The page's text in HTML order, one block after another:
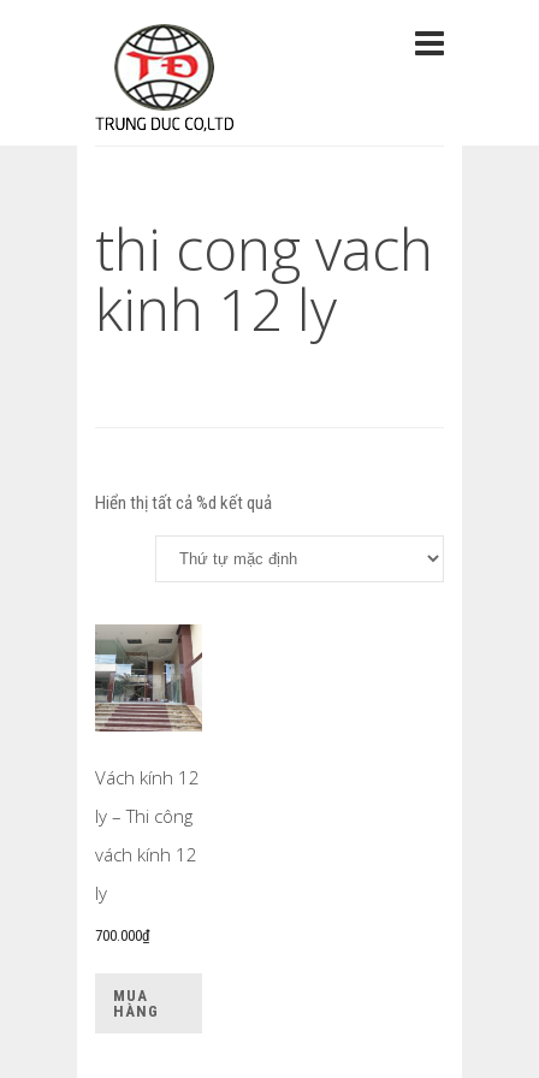
thi cong vach
kinh 12 ly
Hiển thị tất cả %d kết quả
Vách kính 12
ly – Thi công
vách kính 12
ly
700.000₫
MUA
HÀNG